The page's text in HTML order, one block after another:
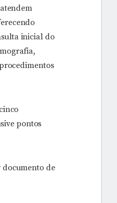
inicial do
pontos
documento de